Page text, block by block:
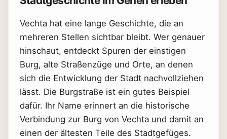
Vechta hat eine lange Geschichte, die an
mehreren Stellen sichtbar bleibt. Wer genauer
hinschaut, entdeckt Spuren der einstigen
Burg, alte Straßenzüge und Orte, an denen
sich die Entwicklung der Stadt nachvollziehen
lässt. Die Burgstraße ist ein gutes Beispiel
dafür. Ihr Name erinnert an die historische
Verbindung zur Burg von Vechta und damit an
einen der ältesten Teile des Stadtgefüges.